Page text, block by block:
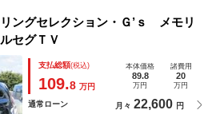
ングセレクション・Ｇ’ｓ メモリ
セグＴＶ
支払総額(税込)
109.8 万円
本体価格
89.8
万円
諸費用
20
万円
通常ローン 月々 22,600 円